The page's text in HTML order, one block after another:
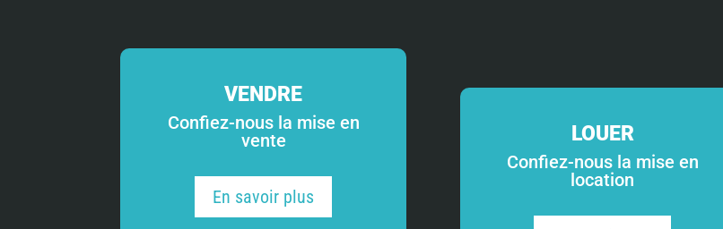
VENDRE
Confiez-nous la mise en
vente
En savoir plus
LOUER
Confiez-nous la mise en
location